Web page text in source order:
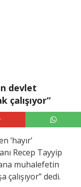
devlet
çalışıyor“
‘hayır’
Recep Tayyip
muhalefetin
çalışıyor” dedi.